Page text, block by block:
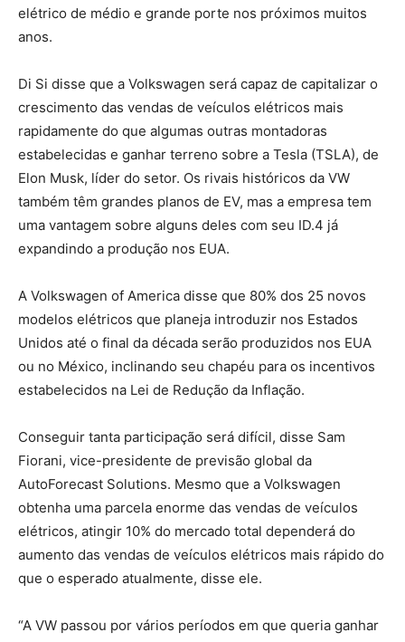
elétrico de médio e grande porte nos próximos muitos
anos.
Di Si disse que a Volkswagen será capaz de capitalizar o
crescimento das vendas de veículos elétricos mais
rapidamente do que algumas outras montadoras
estabelecidas e ganhar terreno sobre a Tesla (TSLA), de
Elon Musk, líder do setor. Os rivais históricos da VW
também têm grandes planos de EV, mas a empresa tem
uma vantagem sobre alguns deles com seu ID.4 já
expandindo a produção nos EUA.
A Volkswagen of America disse que 80% dos 25 novos
modelos elétricos que planeja introduzir nos Estados
Unidos até o final da década serão produzidos nos EUA
ou no México, inclinando seu chapéu para os incentivos
estabelecidos na Lei de Redução da Inflação.
Conseguir tanta participação será difícil, disse Sam
Fiorani, vice-presidente de previsão global da
AutoForecast Solutions. Mesmo que a Volkswagen
obtenha uma parcela enorme das vendas de veículos
elétricos, atingir 10% do mercado total dependerá do
aumento das vendas de veículos elétricos mais rápido do
que o esperado atualmente, disse ele.
“A VW passou por vários períodos em que queria ganhar